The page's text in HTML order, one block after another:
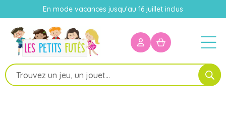
En mode vacances jusqu'au 16 juillet inclus
Recherche
de
produits